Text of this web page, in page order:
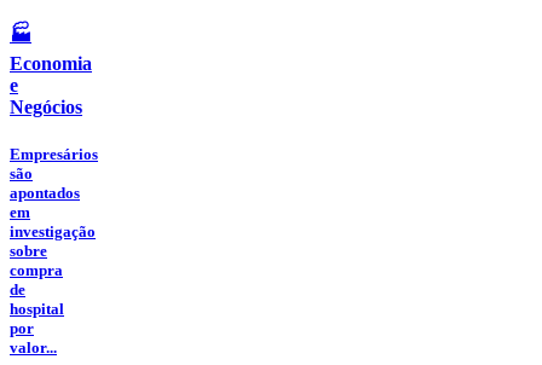
🏭
Economia
e
Negócios
Empresários
são
apontados
em
investigação
sobre
compra
de
hospital
por
valor...